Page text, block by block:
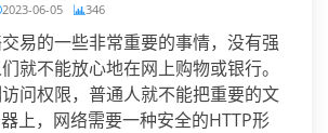
2023-06-05 346
易的一些非常重要的事情，没有强
就不能放心地在网上购物或银行。
问权限，普通人就不能把重要的文
上，网络需要一种安全的HTTP形